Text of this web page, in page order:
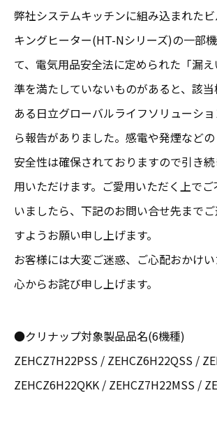
弊社システムキッチンに組み込まれた
キングヒーター(HT-Nシリーズ)の一部
て、電気用品安全法に定められた「漏
準を満たしていないものがあると、該
ある日立グローバルライフソリューシ
ら報告がありました。感電や発煙などの
安全性は確保されておりますので引き
用いただけます。ご愛用いただく上で
いましたら、下記のお問い合せ先まで
すようお願い申し上げます。
お客様には大変ご迷惑、ご心配おかけ
心からお詫び申し上げます。
●クリナップ対象製品品名(6機種)
ZEHCZ7H22PSS / ZEHCZ6H22QSS /
ZEHCZ6H22QKK / ZEHCZ7H22MSS /